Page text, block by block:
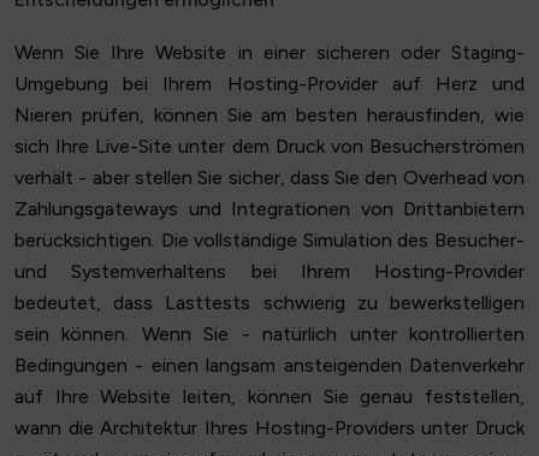
Wenn Sie Ihre Website in einer sicheren oder Staging-
Umgebung bei Ihrem Hosting-Provider auf Herz und
Nieren prüfen, können Sie am besten herausfinden, wie
sich Ihre Live-Site unter dem Druck von Besucherströmen
verhält - aber stellen Sie sicher, dass Sie den Overhead von
Zahlungsgateways und Integrationen von Drittanbietern
berücksichtigen. Die vollständige Simulation des Besucher-
und Systemverhaltens bei Ihrem Hosting-Provider
bedeutet, dass Lasttests schwierig zu bewerkstelligen
sein können. Wenn Sie - natürlich unter kontrollierten
Bedingungen - einen langsam ansteigenden Datenverkehr
auf Ihre Website leiten, können Sie genau feststellen,
wann die Architektur Ihres Hosting-Providers unter Druck